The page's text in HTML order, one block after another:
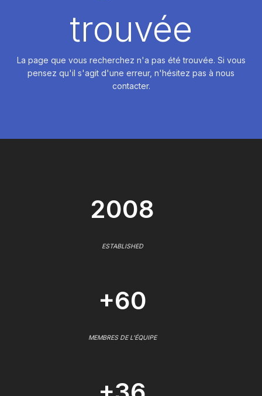
trouvée
La page que vous recherchez n'a pas été trouvée. Si vous
pensez qu'il s'agit d'une erreur, n'hésitez pas à nous
contacter.
2008
ESTABLISHED
+60
MEMBRES DE L'ÉQUIPE